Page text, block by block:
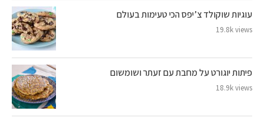
עוגיות שוקולד צ’יפס הכי טעימות בעולם
19.8k views
פיתות יוגורט על מחבת עם זעתר ושומשום
18.9k views